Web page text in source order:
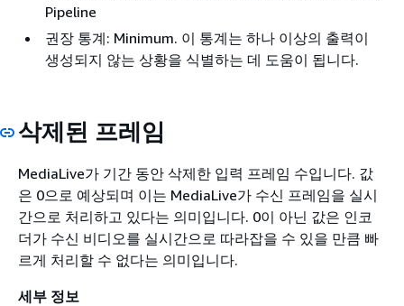
Pipeline
권장 통계: Minimum. 이 통계는 하나 이상의 출력이
생성되지 않는 상황을 식별하는 데 도움이 됩니다.
삭제된 프레임
MediaLive가 기간 동안 삭제한 입력 프레임 수입니다. 값
은 0으로 예상되며 이는 MediaLive가 수신 프레임을 실시
간으로 처리하고 있다는 의미입니다. 0이 아닌 값은 인코
더가 수신 비디오를 실시간으로 따라잡을 수 있을 만큼 빠
르게 처리할 수 없다는 의미입니다.
세부 정보